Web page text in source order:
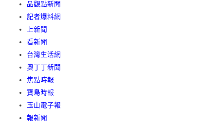
品觀點新聞
記者爆料網
上新聞
看新聞
台灣生活網
奧丁丁新聞
焦點時報
寶島時報
玉山電子報
報新聞